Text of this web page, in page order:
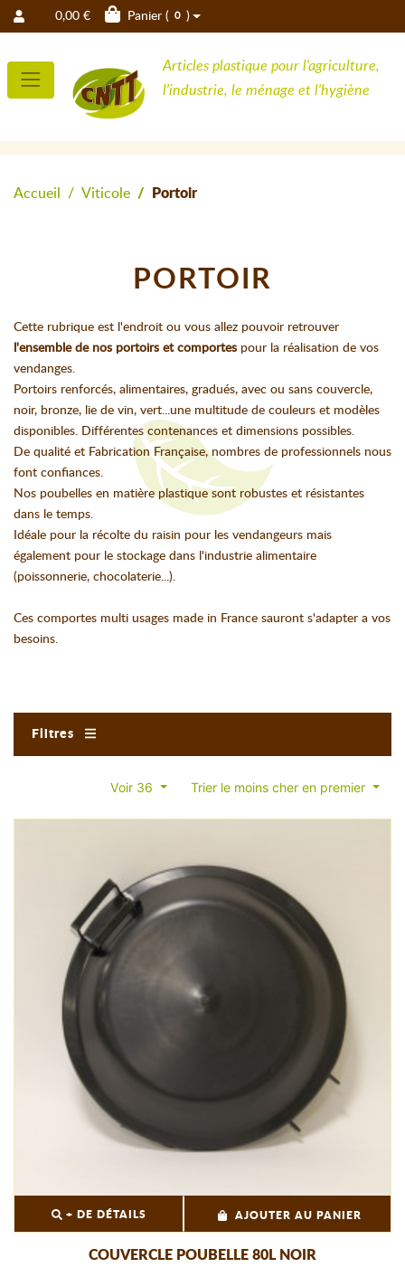
0,00 € Panier ( 0 )
Articles plastique pour l'agriculture,
l'industrie, le ménage et l'hygiène
Accueil Viticole Portoir
PORTOIR
Cette rubrique est l'endroit ou vous allez pouvoir retrouver
l'ensemble de nos portoirs et comportes pour la réalisation de vos
vendanges.
Portoirs renforcés, alimentaires, gradués, avec ou sans couvercle,
noir, bronze, lie de vin, vert...une multitude de couleurs et modèles
disponibles. Différentes contenances et dimensions possibles.
De qualité et Fabrication Française, nombres de professionnels nous
font confiances.
Nos poubelles en matière plastique sont robustes et résistantes
dans le temps.
Idéale pour la récolte du raisin pour les vendangeurs mais
également pour le stockage dans l'industrie alimentaire
(poissonnerie, chocolaterie...).
Ces comportes multi usages made in France sauront s'adapter a vos
besoins.
Filtres
Voir 36 Trier le moins cher en premier
+ DE DÉTAILS AJOUTER AU PANIER
COUVERCLE POUBELLE 80L NOIR